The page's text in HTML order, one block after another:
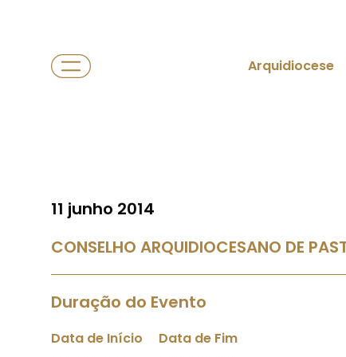
Arquidiocese
11 junho 2014
CONSELHO ARQUIDIOCESANO DE
Duração do Evento
Data de Início Data de Fim